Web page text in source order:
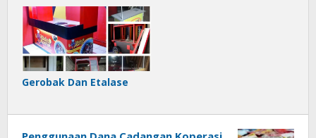
Gerobak Dan Etalase